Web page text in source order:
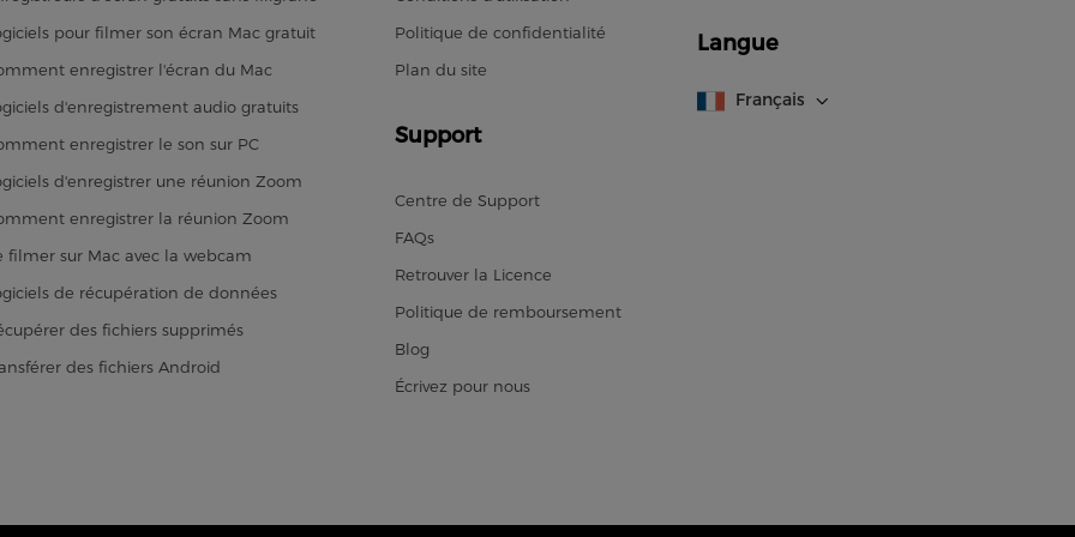
pour filmer son écran Mac gratuit
enregistrer l'écran du Mac
d'enregistrement audio gratuits
enregistrer le son sur PC
d'enregistrer une réunion Zoom
enregistrer la réunion Zoom
filmer sur Mac avec la webcam
de récupération de données
des fichiers supprimés
des fichiers Android
Politique de confidentialité
Plan du site
Support
Centre de Support
FAQs
Retrouver la Licence
Politique de remboursement
Blog
Écrivez pour nous
Langue
Français